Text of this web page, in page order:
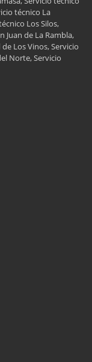
técnico La
Los Silos,
Juan de La Rambla,
Los Vinos, Servicio
Norte, Servicio